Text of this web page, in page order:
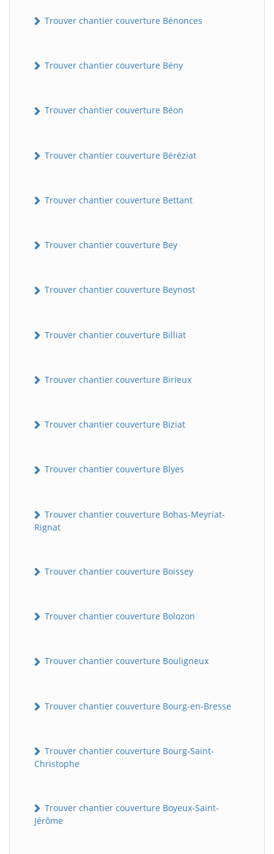
Trouver chantier couverture Bénonces
Trouver chantier couverture Bény
Trouver chantier couverture Béon
Trouver chantier couverture Béréziat
Trouver chantier couverture Bettant
Trouver chantier couverture Bey
Trouver chantier couverture Beynost
Trouver chantier couverture Billiat
Trouver chantier couverture Birieux
Trouver chantier couverture Biziat
Trouver chantier couverture Blyes
Trouver chantier couverture Bohas-Meyriat-
Rignat
Trouver chantier couverture Boissey
Trouver chantier couverture Bolozon
Trouver chantier couverture Bouligneux
Trouver chantier couverture Bourg-en-Bresse
Trouver chantier couverture Bourg-Saint-
Christophe
Trouver chantier couverture Boyeux-Saint-
Jérôme